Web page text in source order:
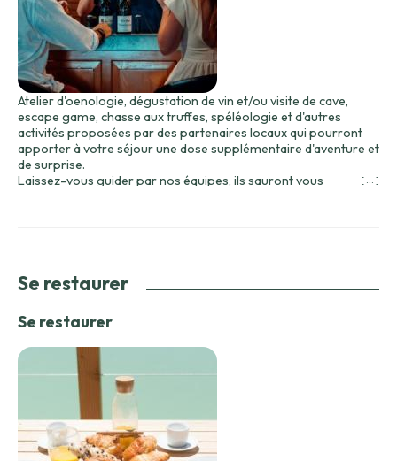
Atelier d'oenologie, dégustation de vin et/ou visite de cave,
escape game, chasse aux truffes, spéléologie et d'autres
activités proposées par des partenaires locaux qui pourront
apporter à votre séjour une dose supplémentaire d'aventure et
de surprise.
Laissez-vous guider par nos équipes, ils sauront vous
[ ... ]
Se restaurer
Se restaurer